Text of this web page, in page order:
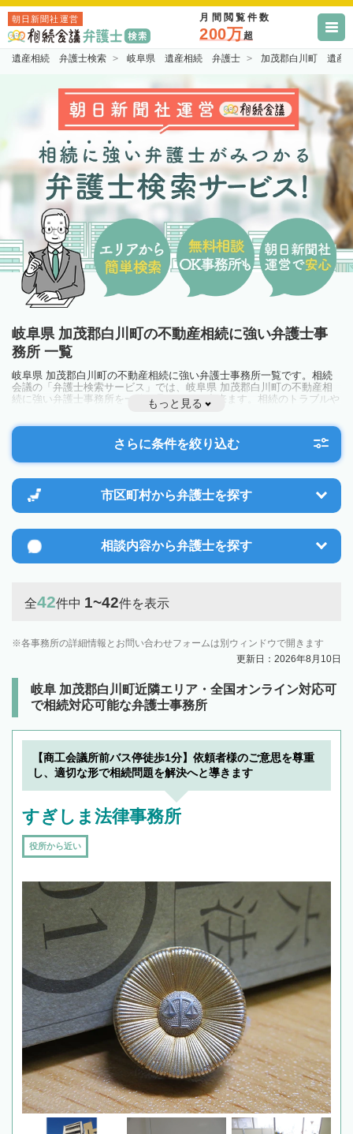
朝日新聞社運営 月間閲覧件数
200万超
遺産相続 弁護士検索 岐阜県 遺産相続 弁護士 加茂郡白川町 遺産
岐阜県 加茂郡白川町の不動産相続に強い弁護士事
務所 一覧
岐阜県 加茂郡白川町の不動産相続に強い弁護士事務所一覧です。相続
会議の「弁護士検索サービス」では、岐阜県 加茂郡白川町の不動産相
続に強い弁護士事務所を一覧で見ることが出来ます。相続のトラブルや
お悩みを抱えている方は一度近隣の弁護士に相談してみましょう。
もっと見る
さらに条件を絞り込む
市区町村から弁護士を探す
相談内容から弁護士を探す
全42件中 1~42件を表示
各事務所の詳細情報とお問い合わせフォームは別ウィンドウで開きます
更新日：2026年8月10日
岐阜 加茂郡白川町近隣エリア・全国オンライン対応可
で相続対応可能な弁護士事務所
【商工会議所前バス停徒歩1分】依頼者様のご意思を尊重
し、適切な形で相続問題を解決へと導きます
すぎしま法律事務所
役所から近い